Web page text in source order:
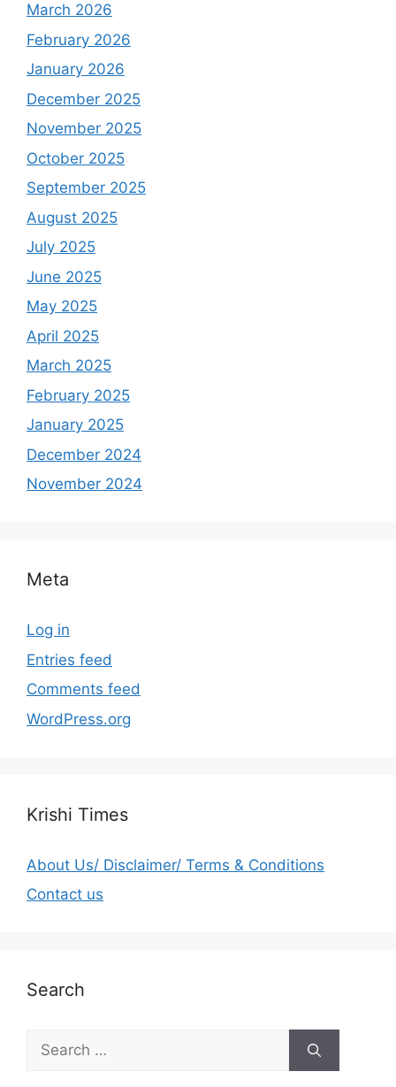
March 2026
February 2026
January 2026
December 2025
November 2025
October 2025
September 2025
August 2025
July 2025
June 2025
May 2025
April 2025
March 2025
February 2025
January 2025
December 2024
November 2024
Meta
Log in
Entries feed
Comments feed
WordPress.org
Krishi Times
About Us/ Disclaimer/ Terms & Conditions
Contact us
Search